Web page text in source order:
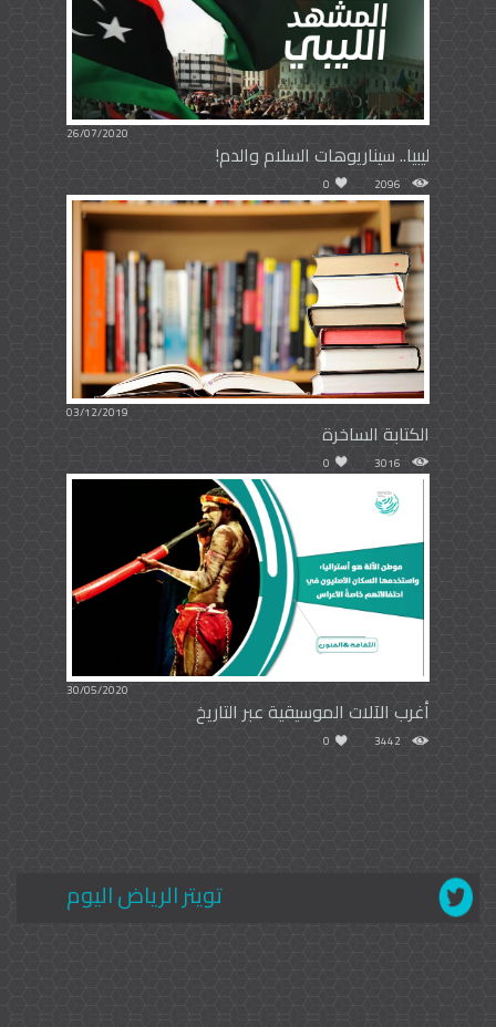
26/07/2020
ليبيا.. سيناريوهات السلام والدم!
2096
0
03/12/2019
الكتابة الساخرة
3016
0
30/05/2020
أغرب الآلات الموسيقية عبر التاريخ
3442
0
تويتر الرياض اليوم